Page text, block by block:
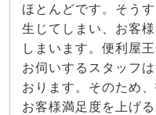
ほとんどです。そう
生じてしまい、お客
しまいます。便利屋
お伺いするスタッフ
おります。そのため
お客様満足度を上げ